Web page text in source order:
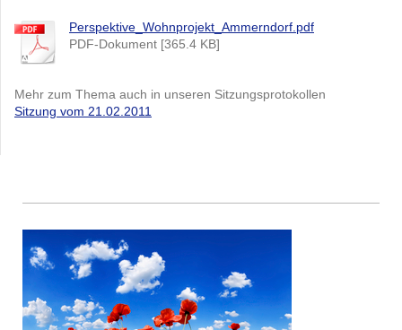
Perspektive_Wohnprojekt_Ammerndorf.pdf
PDF-Dokument [365.4 KB]
Mehr zum Thema auch in unseren Sitzungsprotokollen
Sitzung vom 21.02.2011